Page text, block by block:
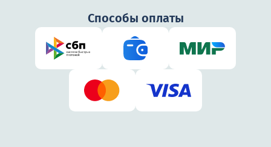
Способы оплаты